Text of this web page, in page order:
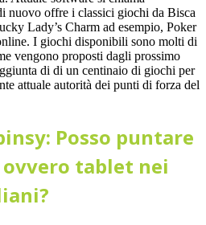
nuovo offre i classici giochi da Bisca
Lady’s Charm ad esempio, Poker
I giochi disponibili sono molti di
vengono proposti dagli prossimo
di di un centinaio di giochi per
attuale autorità dei punti di forza del
Posso puntare
tablet nei